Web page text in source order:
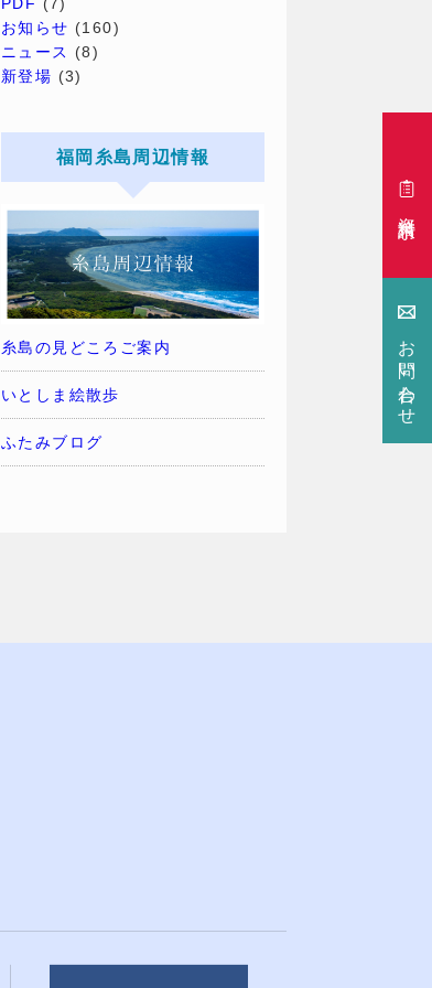
お問い合わせ
お知らせ (160)
ニュース
(8)
新登場 (3)
福岡糸島周辺情報
糸島の見どころご案内
いとしま絵散歩
ふたみブログ